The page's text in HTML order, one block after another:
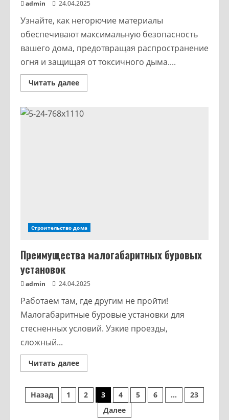
admin 24.04.2025
Узнайте, как негорючие материалы
обеспечивают максимальную безопасность
вашего дома, предотвращая распространение
огня и защищая от токсичного дыма....
Читать далее
Строительство дома
Преимущества малогабаритных буровых
установок
admin 24.04.2025
Работаем там, где другим не пройти!
Малогабаритные буровые установки для
стесненных условий. Узкие проезды,
сложный...
Читать далее
Назад 1 2 3 4 5 6 …
23
Далее